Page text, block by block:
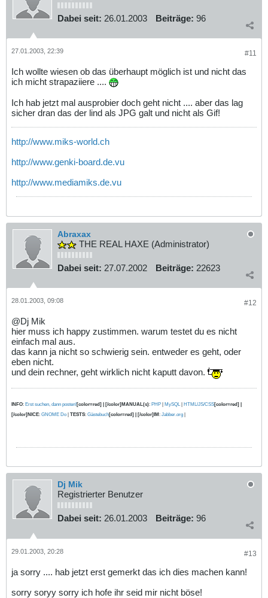
Dabei seit: 26.01.2003 Beiträge: 96
#11
27.01.2003, 22:39
Ich wollte wiesen ob das überhaupt möglich ist und nicht das
ich micht strapaziiere ....
Ich hab jetzt mal ausprobier doch geht nicht .... aber das lag
sicher dran das der lind als JPG galt und nicht als Gif!
http://www.miks-world.ch
http://www.genki-board.de.vu
http://www.mediamiks.de.vu
Abraxax
THE REAL HAXE (Administrator)
Dabei seit: 27.07.2002 Beiträge: 22623
#12
28.01.2003, 09:08
@Dj Mik
hier muss ich happy zustimmen. warum testet du es nicht
einfach mal aus.
das kann ja nicht so schwierig sein. entweder es geht, oder
eben nicht.
und dein rechner, geht wirklich nicht kaputt davon.
INFO: Erst suchen, dann posten![color=red] | [/color]MANUAL(s): PHP MySQL HTML/JS/CSS[color=red] |
[/color]NICE: GNOME Do TESTS: Gästebuch[color=red] | [/color]IM : Jabber.org
Dj Mik
Registrierter Benutzer
Dabei seit: 26.01.2003 Beiträge: 96
#13
29.01.2003, 20:28
ja sorry .... hab jetzt erst gemerkt das ich dies machen kann!
sorry soryy sorry ich hofe ihr seid mir nicht böse!